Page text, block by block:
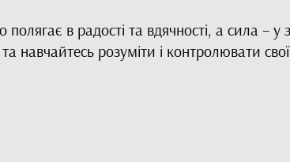
в радості та вдячності, а сила – у
розуміти і контролювати